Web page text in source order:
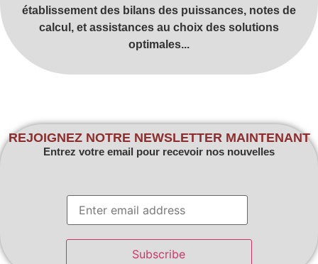
établissement des bilans des puissances, notes de
calcul, et assistances au choix des solutions
optimales...
REJOIGNEZ NOTRE NEWSLETTER MAINTENANT
Entrez votre email pour recevoir nos nouvelles
E
a
l
Subscribe